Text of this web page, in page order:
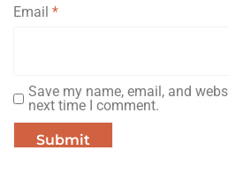
Email *
Save my name, email, and
next time I comment.